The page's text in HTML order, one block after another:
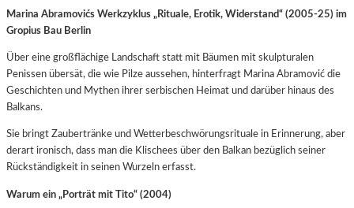
Marina Abramovićs Werkzyklus „Rituale, Erotik, Widerstand“ (2005-25) im
Gropius Bau Berlin
Über eine großflächige Landschaft statt mit Bäumen mit skulpturalen
Penissen übersät, die wie Pilze aussehen, hinterfragt Marina Abramović die
Geschichten und Mythen ihrer serbischen Heimat und darüber hinaus des
Balkans.
Sie bringt Zaubertränke und Wetterbeschwörungsrituale in Erinnerung, aber
derart ironisch, dass man die Klischees über den Balkan bezüglich seiner
Rückständigkeit in seinen Wurzeln erfasst.
Warum ein „Porträt mit Tito“ (2004)